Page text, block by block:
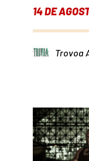
14 DE
Trovoa